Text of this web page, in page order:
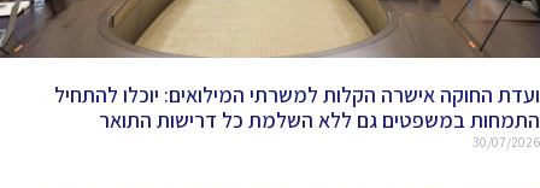
ועדת החוקה אישרה הקלות למשרתי המילואים: יוכלו להתחיל
התמחות במשפטים גם ללא השלמת כל דרישות התואר
30/07/2026